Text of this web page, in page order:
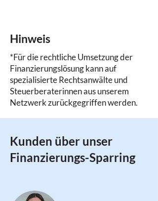
Hinweis
*Für die rechtliche Umsetzung der
Finanzierungslösung kann auf
spezialisierte Rechtsanwälte und
Steuerberaterinnen aus unserem
Netzwerk zurückgegriffen werden.
Kunden über unser
Finanzierungs-Sparring